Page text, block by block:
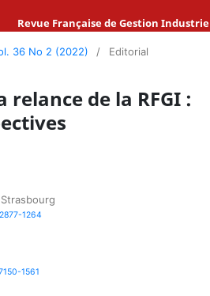
Revue Française de Gestion
36 No 2 (2022) / Editorial
relance de la RFGI :
1264
1561